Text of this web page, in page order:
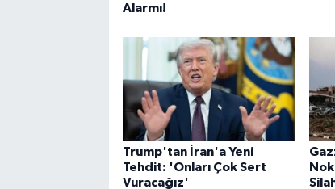
Alarmı!
Trump'tan İran'a Yeni
Tehdit: 'Onları Çok Sert
Vuracağız'